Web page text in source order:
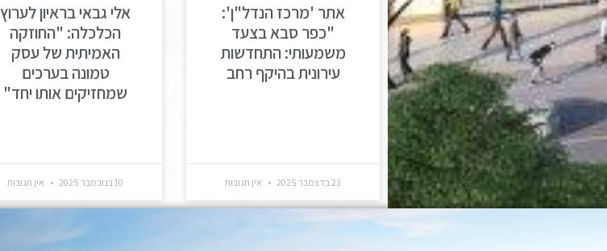
אתר 'מרכז הנדל"ן':
"כפר סבא בצעד
משמעותי: התחדשות
עירונית בהיקף רחב
23 בדצמבר 2025 אין תגובות
אלי גבאי בראיון לערוץ
הכלכלה: "החוזקה
האמיתית של עסק
טמונה בערכים
שמחזיקים אותו יחד"
10 בנובמבר 2025 אין תגובות